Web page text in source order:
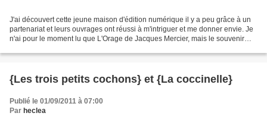
J'ai découvert cette jeune maison d'édition numérique il y a peu grâce à un
partenariat et leurs ouvrages ont réussi à m'intriguer et me donner envie. Je
n'ai pour le moment lu que L'Orage de Jacques Mercier, mais le souvenir
{Les trois petits cochons} et {La coccinelle}
Publié le 01/09/2011 à 07:00
Par heclea